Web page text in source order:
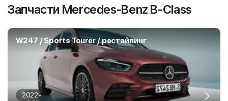
Запчасти Mercedes-Benz B-Class
W247 / Sports Tourer / рестайлинг
2022-